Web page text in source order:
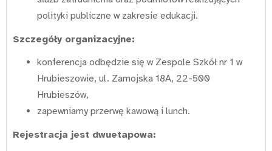
polityki publiczne w zakresie edukacji.
Szczegóły organizacyjne:
konferencja odbędzie się w Zespole Szkół nr 1 w
Hrubieszowie, ul. Zamojska 18A, 22-500
Hrubieszów,
zapewniamy przerwę kawową i lunch.
Rejestracja jest dwuetapowa: